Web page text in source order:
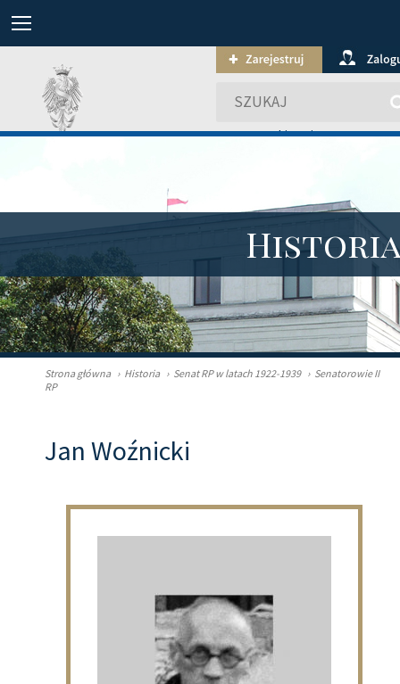
wyszukiwanie
Strona główna › Historia › Senat RP w latach 1922-1939 › Senatorowie II
RP
Jan Woźnicki